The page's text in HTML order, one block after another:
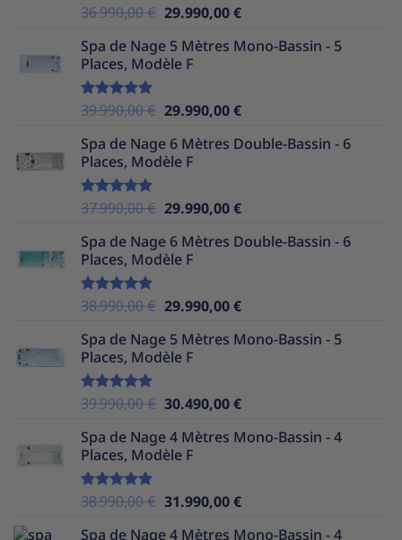
Note5.00
36.990,00€ Le
initial
était :
29.990,00€Le
actuel
Spa de Nage 5 Mètres Mono-Bassin - 5
Places, Modèle F
Note5.00
39.990,00€ Le
initial
était :
29.990,00€Le
actuel
Spa de Nage 6 Mètres Double-Bassin - 6
Places, Modèle F
Note5.00
37.990,00€ Le
initial
était :
29.990,00€Le
actuel
Spa de Nage 6 Mètres Double-Bassin - 6
Places, Modèle F
Note5.00
38.990,00€ Le
initial
était :
29.990,00€Le
actuel
Spa de Nage 5 Mètres Mono-Bassin - 5
Places, Modèle F
Note5.00
39.990,00€ Le
initial
était :
30.490,00€Le
actuel
Spa de Nage 4 Mètres Mono-Bassin - 4
Places, Modèle F
Note5.00
38.990,00€ Le
31.990,00€Le
Spa de Nage 4 Mètres Mono-Bassin - 4